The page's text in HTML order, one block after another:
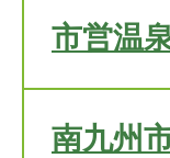
市営温
南九州